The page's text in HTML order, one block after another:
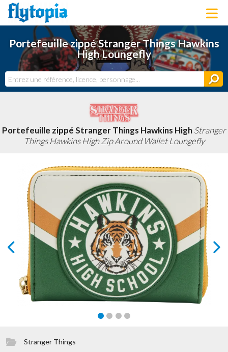
LOUNGEFLY
LICENCES
NOUVEAUTÉS
BONS PLANS
ACTUALITÉS
DERNIERS AJOUTS
Portefeuille zippé Stranger Things Hawkins
High Loungefly
Portefeuille zippé Stranger Things Hawkins HighStranger
Things Hawkins High Zip Around Wallet Loungefly
prev next
Stranger Things